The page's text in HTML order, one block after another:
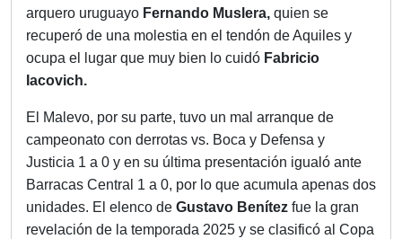
arquero uruguayo Fernando Muslera, quien se
recuperó de una molestia en el tendón de Aquiles y
ocupa el lugar que muy bien lo cuidó Fabricio
Iacovich.
El Malevo, por su parte, tuvo un mal arranque de
campeonato con derrotas vs. Boca y Defensa y
Justicia 1 a 0 y en su última presentación igualó ante
Barracas Central 1 a 0, por lo que acumula apenas dos
unidades. El elenco de Gustavo Benítez fue la gran
revelación de la temporada 2025 y se clasificó al Copa